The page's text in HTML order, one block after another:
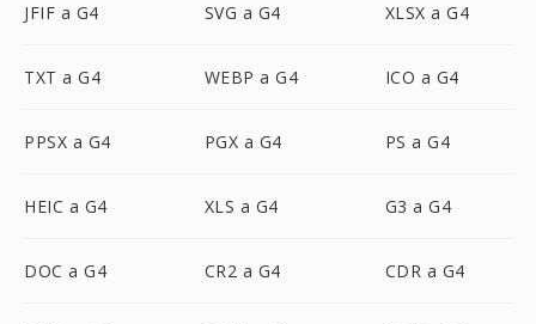
JFIF a G4 SVG a G4 XLSX a G4
TXT a G4 WEBP a G4 ICO a G4
PPSX a G4 PGX a G4 PS a G4
HEIC a G4 XLS a G4 G3 a G4
DOC a G4 CR2 a G4 CDR a G4